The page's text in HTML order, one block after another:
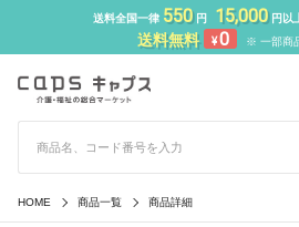
送料全国一律 550円 15,000円以
送料無料 ¥0 ※ 一部商
HOME 商品一覧 商品詳細